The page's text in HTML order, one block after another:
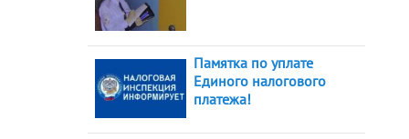
Памятка по уплате
Единого налогового
платежа!